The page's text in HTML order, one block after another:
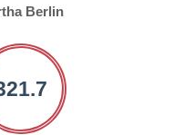
Berlin